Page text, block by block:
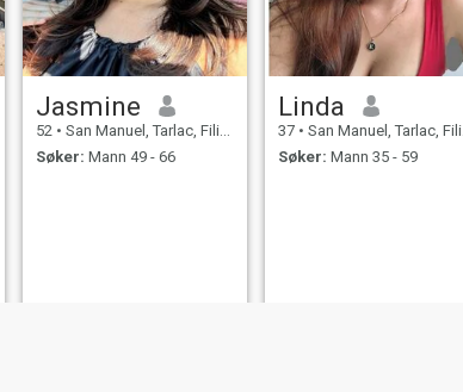
Jasmine
52 • San Manuel, Tarlac, Filippinene
Søker: Mann 49 - 66
Linda
37 • San Manuel, Tarlac, Filippinene
Søker: Mann 35 - 59